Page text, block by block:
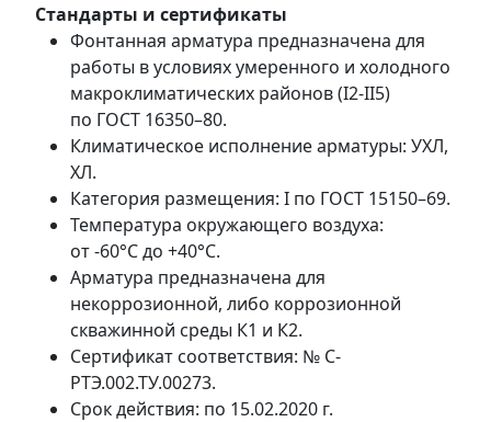
Стандарты и сертификаты
Фонтанная арматура предназначена для
работы в условиях умеренного и холодного
макроклиматических районов (I2-II5)
по ГОСТ 16350–80.
Климатическое исполнение арматуры: УХЛ,
ХЛ.
Категория размещения: I по ГОСТ 15150–69.
Температура окружающего воздуха:
от -60°С до +40°С.
Арматура предназначена для
некоррозионной, либо коррозионной
скважинной среды К1 и К2.
Сертификат соответствия: № С-
РТЭ.002.ТУ.00273.
Срок действия: по 15.02.2020 г.